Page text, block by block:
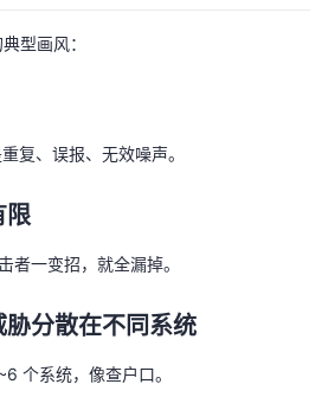
型画风：
复、误报、无效噪声。
限
者一变招，就全漏掉。
分散在不同系统
个系统，像查户口。